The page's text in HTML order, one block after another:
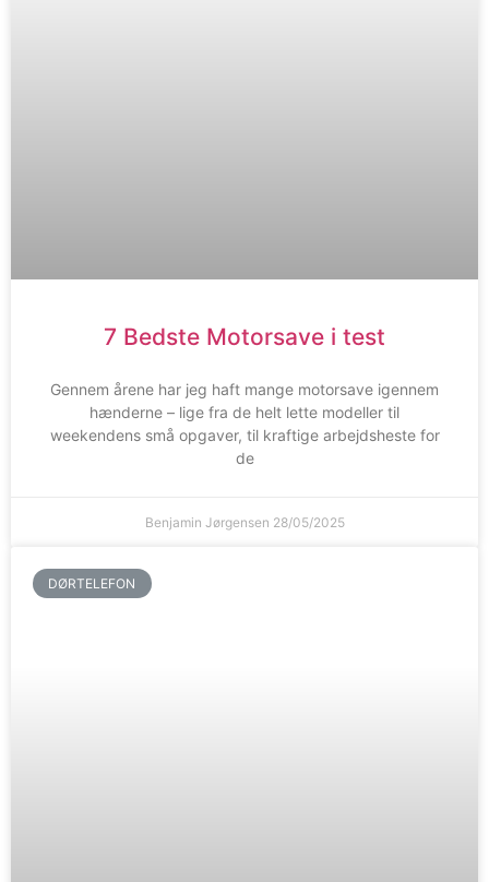
7 Bedste Motorsave i test
Gennem årene har jeg haft mange motorsave igennem
hænderne – lige fra de helt lette modeller til
weekendens små opgaver, til kraftige arbejdsheste for
de
Benjamin Jørgensen 28/05/2025
DØRTELEFON